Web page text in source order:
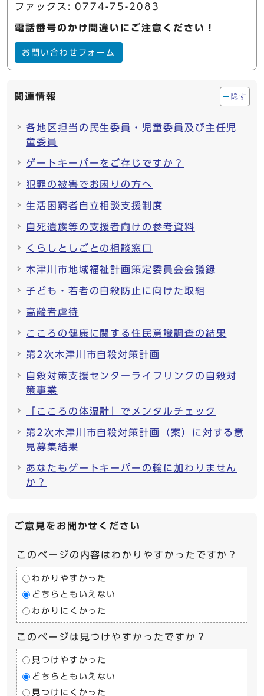
ファックス: 0774-75-2083
電話番号のかけ間違いにご注意ください！
お問い合わせフォーム
関連情報 隠す
各地区担当の民生委員・児童委員及び主任児
童委員
ゲートキーパーをご存じですか？
犯罪の被害でお困りの方へ
生活困窮者自立相談支援制度
自死遺族等の支援者向けの参考資料
くらしとしごとの相談窓口
木津川市地域福祉計画策定委員会会議録
子ども・若者の自殺防止に向けた取組
高齢者虐待
こころの健康に関する住民意識調査の結果
第2次木津川市自殺対策計画
自殺対策支援センターライフリンクの自殺対
策事業
「こころの体温計」でメンタルチェック
第2次木津川市自殺対策計画（案）に対する意
見募集結果
あなたもゲートキーパーの輪に加わりません
か？
ご意見をお聞かせください
このページの内容はわかりやすかったですか？
わかりやすかった
どちらともいえない
わかりにくかった
このページは見つけやすかったですか？
見つけやすかった
どちらともいえない
見つけにくかった